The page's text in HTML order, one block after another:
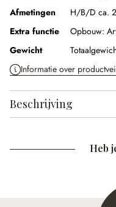
Afmetingen
H/B/D ca.
Extra functie
Opbouw:
Gewicht
Informatie over
Beschrijving
Heb